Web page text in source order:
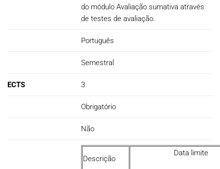
do módulo Avaliação sumativa através
de testes de avaliação.
Português
Semestral
ECTS 3
Obrigatório
Não
Descrição
Data